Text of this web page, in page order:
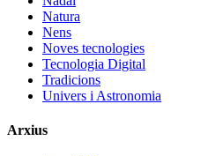
Natura
Nens
Noves tecnologies
Tecnologia Digital
Tradicions
Univers i Astronomia
Arxius